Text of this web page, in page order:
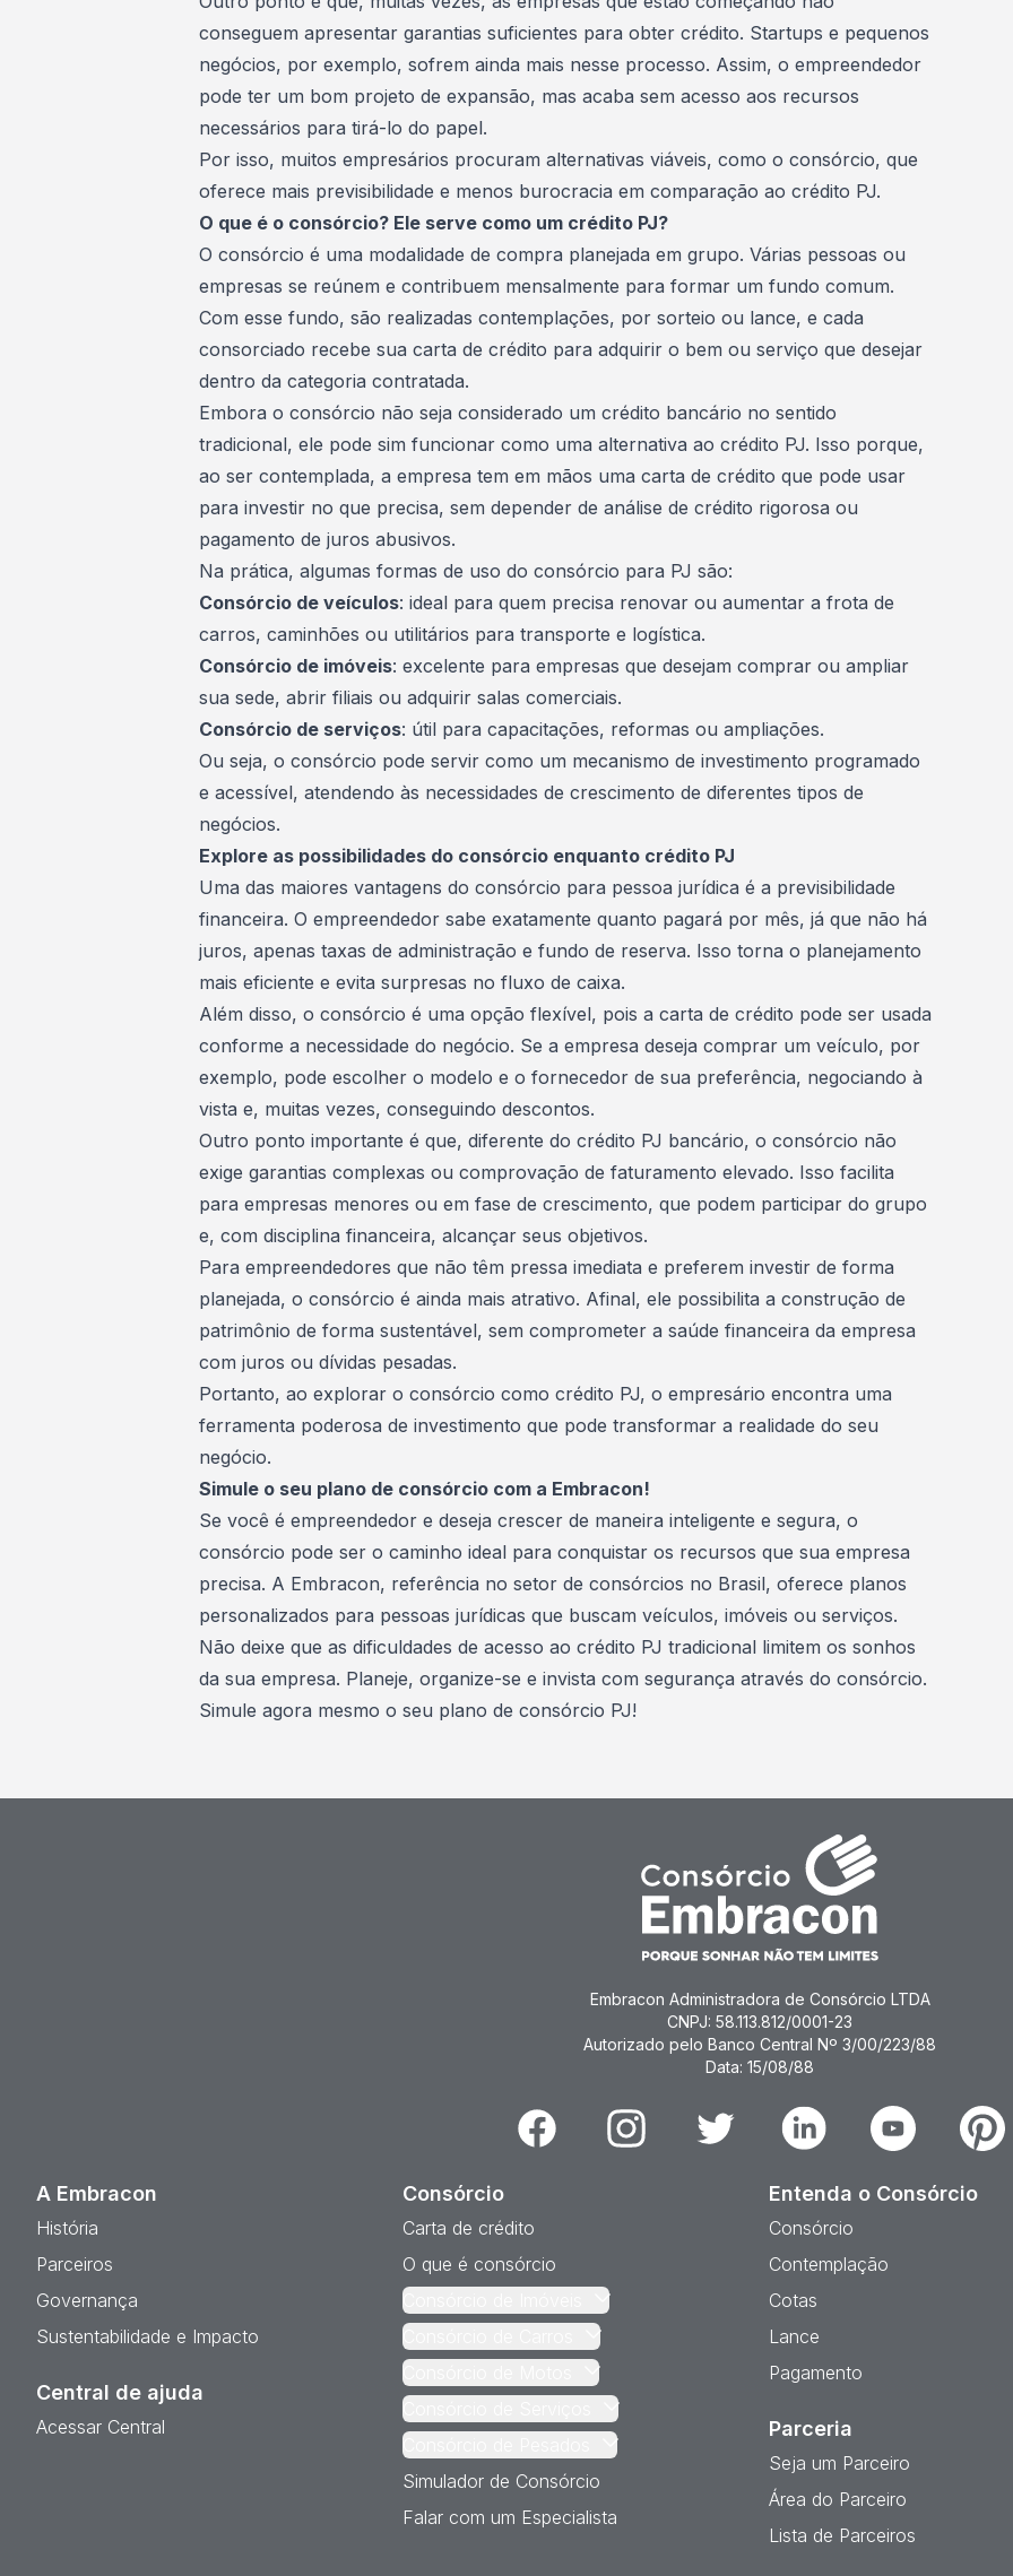
conseguem apresentar garantias suficientes para obter crédito. Startups e pequenos
negócios, por exemplo, sofrem ainda mais nesse processo. Assim, o empreendedor
pode ter um bom projeto de expansão, mas acaba sem acesso aos recursos
necessários para tirá-lo do papel.
Por isso, muitos empresários procuram alternativas viáveis, como o consórcio, que
oferece mais previsibilidade e menos burocracia em comparação ao crédito PJ.
O que é o consórcio? Ele serve como um crédito PJ?
O consórcio é uma modalidade de compra planejada em grupo. Várias pessoas ou
empresas se reúnem e contribuem mensalmente para formar um fundo comum.
Com esse fundo, são realizadas contemplações, por sorteio ou lance, e cada
consorciado recebe sua carta de crédito para adquirir o bem ou serviço que desejar
dentro da categoria contratada.
Embora o consórcio não seja considerado um crédito bancário no sentido
tradicional, ele pode sim funcionar como uma alternativa ao crédito PJ. Isso porque,
ao ser contemplada, a empresa tem em mãos uma carta de crédito que pode usar
para investir no que precisa, sem depender de análise de crédito rigorosa ou
pagamento de juros abusivos.
Na prática, algumas formas de uso do consórcio para PJ são:
Consórcio de veículos: ideal para quem precisa renovar ou aumentar a frota de
carros, caminhões ou utilitários para transporte e logística.
Consórcio de imóveis: excelente para empresas que desejam comprar ou ampliar
sua sede, abrir filiais ou adquirir salas comerciais.
Consórcio de serviços: útil para capacitações, reformas ou ampliações.
Ou seja, o consórcio pode servir como um mecanismo de investimento programado
e acessível, atendendo às necessidades de crescimento de diferentes tipos de
negócios.
Explore as possibilidades do consórcio enquanto crédito PJ
Uma das maiores vantagens do consórcio para pessoa jurídica é a previsibilidade
financeira. O empreendedor sabe exatamente quanto pagará por mês, já que não há
juros, apenas taxas de administração e fundo de reserva. Isso torna o planejamento
mais eficiente e evita surpresas no fluxo de caixa.
Além disso, o consórcio é uma opção flexível, pois a carta de crédito pode ser usada
conforme a necessidade do negócio. Se a empresa deseja comprar um veículo, por
exemplo, pode escolher o modelo e o fornecedor de sua preferência, negociando à
vista e, muitas vezes, conseguindo descontos.
Outro ponto importante é que, diferente do crédito PJ bancário, o consórcio não
exige garantias complexas ou comprovação de faturamento elevado. Isso facilita
para empresas menores ou em fase de crescimento, que podem participar do grupo
e, com disciplina financeira, alcançar seus objetivos.
Para empreendedores que não têm pressa imediata e preferem investir de forma
planejada, o consórcio é ainda mais atrativo. Afinal, ele possibilita a construção de
patrimônio de forma sustentável, sem comprometer a saúde financeira da empresa
com juros ou dívidas pesadas.
Portanto, ao explorar o consórcio como crédito PJ, o empresário encontra uma
ferramenta poderosa de investimento que pode transformar a realidade do seu
negócio.
Simule o seu plano de consórcio com a Embracon!
Se você é empreendedor e deseja crescer de maneira inteligente e segura, o
consórcio pode ser o caminho ideal para conquistar os recursos que sua empresa
precisa. A Embracon, referência no setor de consórcios no Brasil, oferece planos
personalizados para pessoas jurídicas que buscam veículos, imóveis ou serviços.
Não deixe que as dificuldades de acesso ao crédito PJ tradicional limitem os sonhos
da sua empresa. Planeje, organize-se e invista com segurança através do consórcio.
Simule agora mesmo o seu plano de consórcio PJ!
Embracon Administradora de Consórcio LTDA
CNPJ: 58.113.812/0001-23
Autorizado pelo Banco Central Nº 3/00/223/88
Data: 15/08/88
Facebook Instagram Twitter Linkedin Youtube
A Embracon
História
Parceiros
Governança
Sustentabilidade e Impacto
Central de ajuda
Acessar Central
Consórcio
Carta de crédito
O que é consórcio
Simulador de Consórcio
Falar com um Especialista
Entenda o Consórcio
Consórcio
Contemplação
Cotas
Lance
Pagamento
Parceria
Seja um Parceiro
Área do Parceiro
Lista de Parceiros